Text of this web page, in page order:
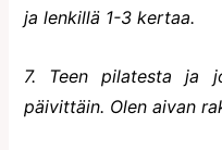
ja lenkillä 1-3 kertaa.
7. Teen pilatesta ja
päivittäin. Olen aivan